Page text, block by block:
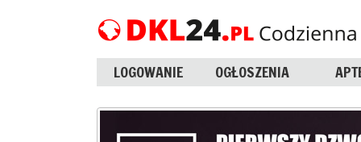
LOGOWANIE OGŁOSZENIA